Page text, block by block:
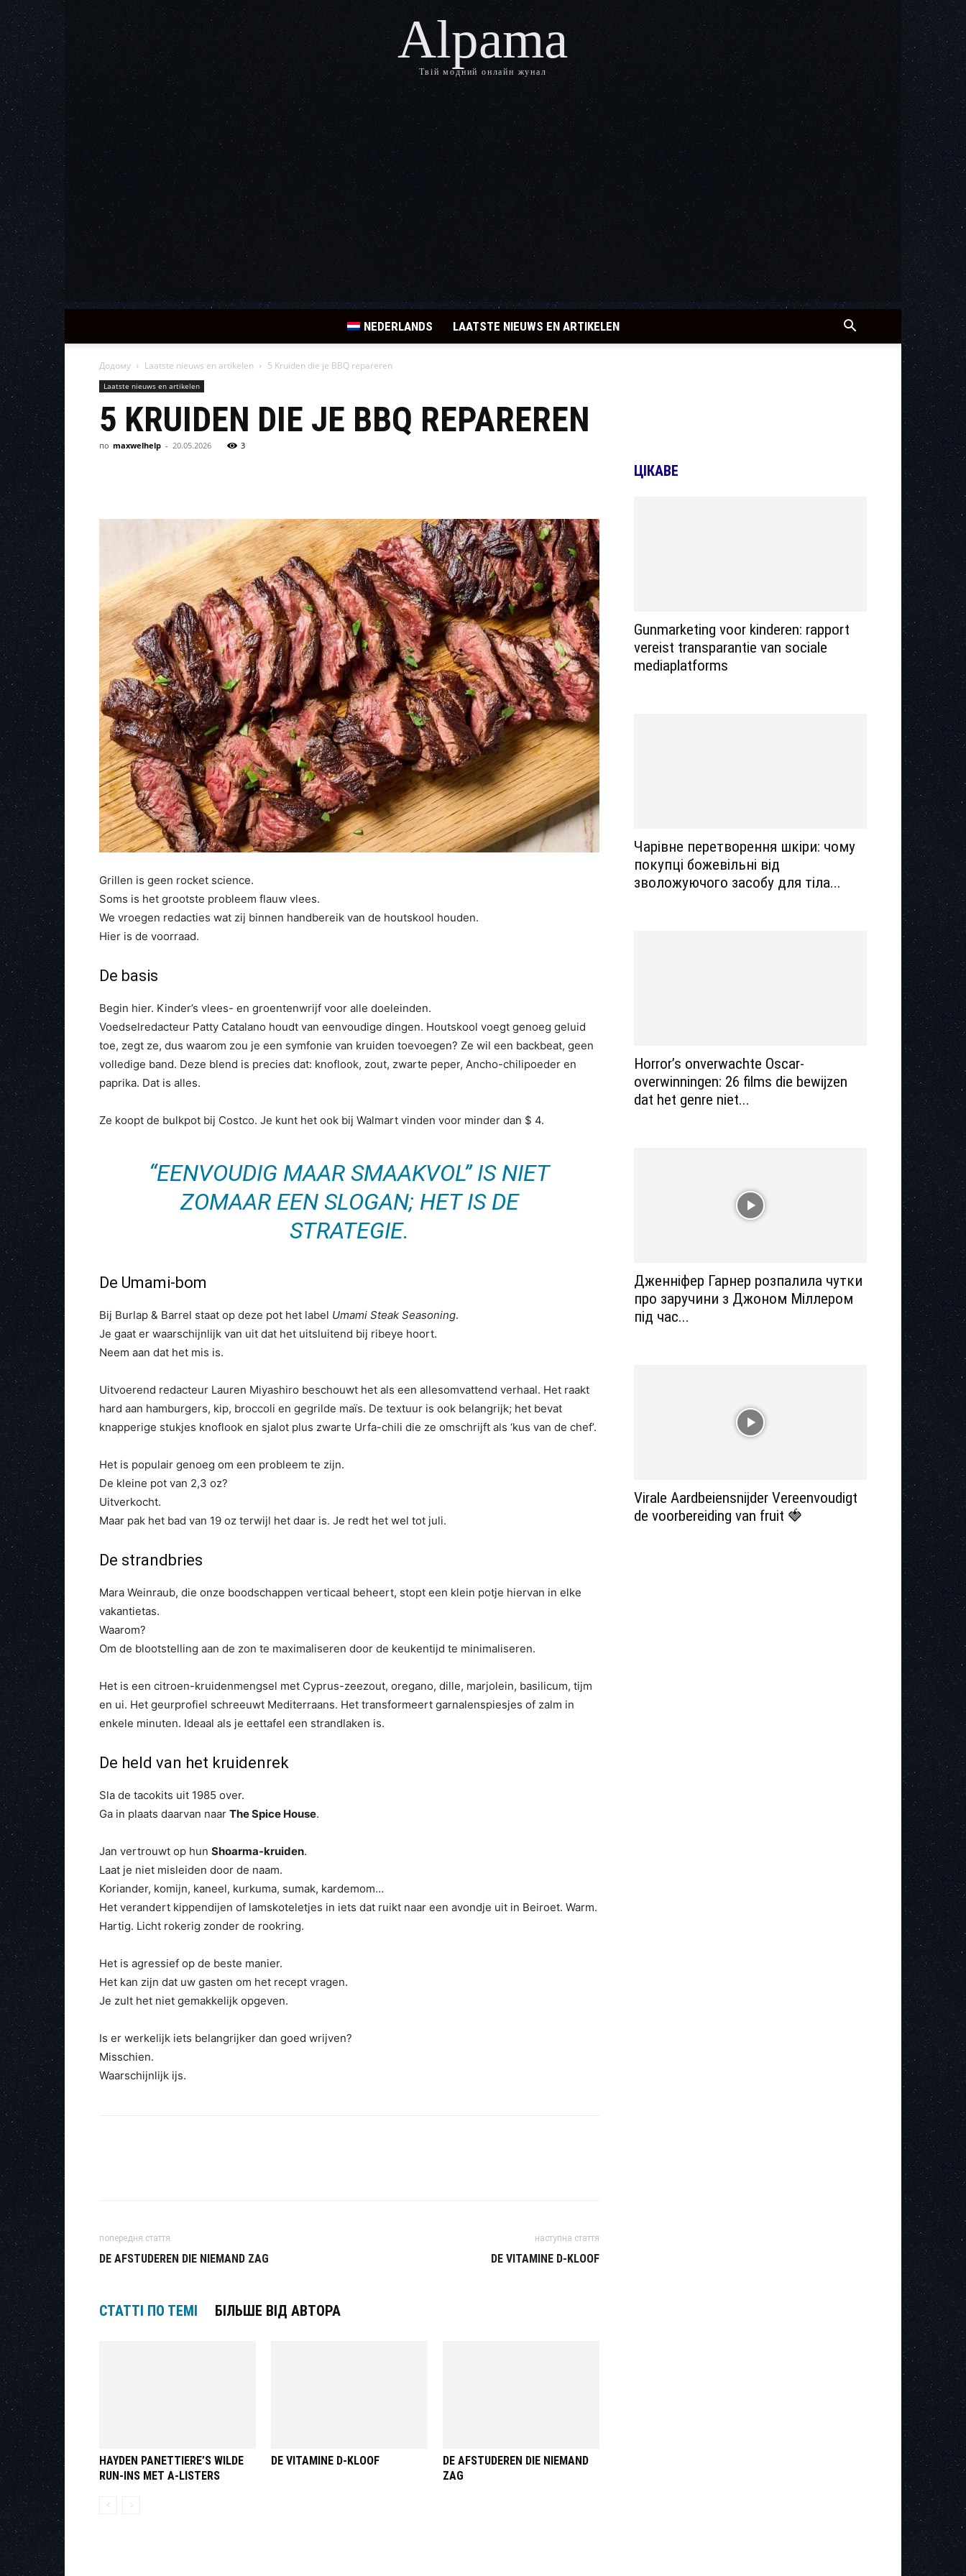
Alpama
Твій модний онлайн жунал
NEDERLANDS LAATSTE NIEUWS EN ARTIKELEN
Додому Laatste nieuws en artikelen 5 Kruiden die je BBQ repareren
Laatste nieuws en artikelen
5 KRUIDEN DIE JE BBQ REPAREREN
по maxwelhelp - 20.05.2026 3
Grillen is geen rocket science.
Soms is het grootste probleem flauw vlees.
We vroegen redacties wat zij binnen handbereik van de houtskool houden.
Hier is de voorraad.
De basis
Begin hier. Kinder’s vlees- en groentenwrijf voor alle doeleinden.
Voedselredacteur Patty Catalano houdt van eenvoudige dingen. Houtskool voegt genoeg geluid
toe, zegt ze, dus waarom zou je een symfonie van kruiden toevoegen? Ze wil een backbeat, geen
volledige band. Deze blend is precies dat: knoflook, zout, zwarte peper, Ancho-chilipoeder en
paprika. Dat is alles.
Ze koopt de bulkpot bij Costco. Je kunt het ook bij Walmart vinden voor minder dan $ 4.
“EENVOUDIG MAAR SMAAKVOL” IS NIET
ZOMAAR EEN SLOGAN; HET IS DE
STRATEGIE.
De Umami-bom
Bij Burlap & Barrel staat op deze pot het label Umami Steak Seasoning.
Je gaat er waarschijnlijk van uit dat het uitsluitend bij ribeye hoort.
Neem aan dat het mis is.
Uitvoerend redacteur Lauren Miyashiro beschouwt het als een allesomvattend verhaal. Het raakt
hard aan hamburgers, kip, broccoli en gegrilde maïs. De textuur is ook belangrijk; het bevat
knapperige stukjes knoflook en sjalot plus zwarte Urfa-chili die ze omschrijft als ‘kus van de chef’.
Het is populair genoeg om een ​​probleem te zijn.
De kleine pot van 2,3 oz?
Uitverkocht.
Maar pak het bad van 19 oz terwijl het daar is. Je redt het wel tot juli.
De strandbries
Mara Weinraub, die onze boodschappen verticaal beheert, stopt een klein potje hiervan in elke
vakantietas.
Waarom?
Om de blootstelling aan de zon te maximaliseren door de keukentijd te minimaliseren.
Het is een citroen-kruidenmengsel met Cyprus-zeezout, oregano, dille, marjolein, basilicum, tijm
en ui. Het geurprofiel schreeuwt Mediterraans. Het transformeert garnalenspiesjes of zalm in
enkele minuten. Ideaal als je eettafel een strandlaken is.
De held van het kruidenrek
Sla de tacokits uit 1985 over.
Ga in plaats daarvan naar The Spice House.
Jan vertrouwt op hun Shoarma-kruiden.
Laat je niet misleiden door de naam.
Koriander, komijn, kaneel, kurkuma, sumak, kardemom…
Het verandert kippendijen of lamskoteletjes in iets dat ruikt naar een avondje uit in Beiroet. Warm.
Hartig. Licht rokerig zonder de rookring.
Het is agressief op de beste manier.
Het kan zijn dat uw gasten om het recept vragen.
Je zult het niet gemakkelijk opgeven.
Is er werkelijk iets belangrijker dan goed wrijven?
Misschien.
Waarschijnlijk ijs.
попередня стаття
DE AFSTUDEREN DIE NIEMAND ZAG
наступна стаття
DE VITAMINE D-KLOOF
СТАТТІ ПО ТЕМІ БІЛЬШЕ ВІД АВТОРА
HAYDEN PANETTIERE’S WILDE
RUN-INS MET A-LISTERS
DE VITAMINE D-KLOOF
DE AFSTUDEREN DIE NIEMAND
ZAG
ЦІКАВЕ
Gunmarketing voor kinderen: rapport
vereist transparantie van sociale
mediaplatforms
Чарівне перетворення шкіри: чому
покупці божевільні від
зволожуючого засобу для тіла...
Horror’s onverwachte Oscar-
overwinningen: 26 films die bewijzen
dat het genre niet...
Дженніфер Гарнер розпалила чутки
про заручини з Джоном Міллером
під час...
Virale Aardbeiensnijder Vereenvoudigt
de voorbereiding van fruit 🍓